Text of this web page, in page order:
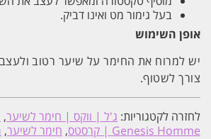
בעל גימור מט ואינו דביק.
אופן השימוש
יש למרוח את החימר על שיער רטוב
צורך לשטוף.
לחזרה לקטגוריות: ג'ל | ווקס | חימר לשיער,
Genesis Homme | קרסטס
, חימר לשיער,